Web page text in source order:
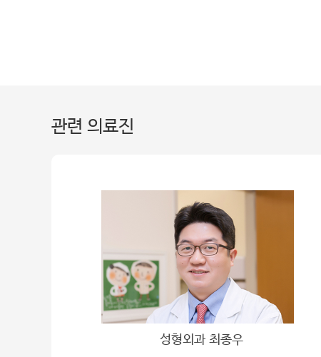
관련 의료진
성형외과 최종우